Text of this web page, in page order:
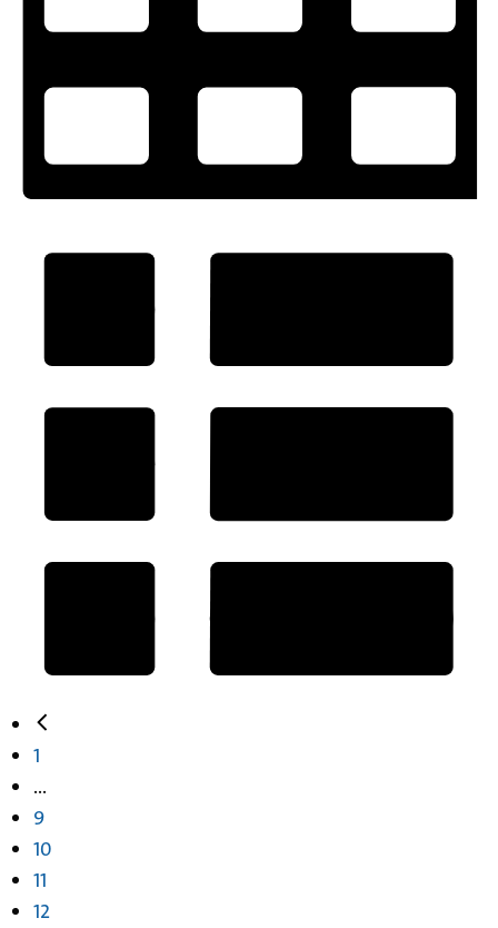
1
...
9
10
11
12